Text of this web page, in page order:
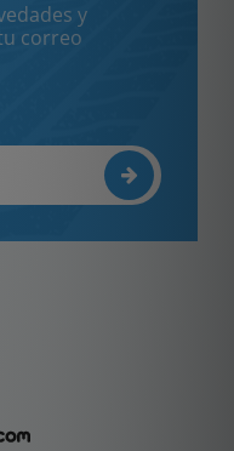
y
correo